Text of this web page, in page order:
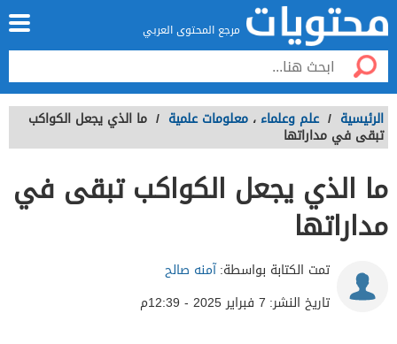
مرجع المحتوى العربي
الرئيسية / علم وعلماء ، معلومات علمية / ما الذي يجعل الكواكب
تبقى في مداراتها
ما الذي يجعل الكواكب تبقى في
مداراتها
تمت الكتابة بواسطة:آمنه صالح
تاريخ النشر: 7 فبراير 2025 - 12:39م